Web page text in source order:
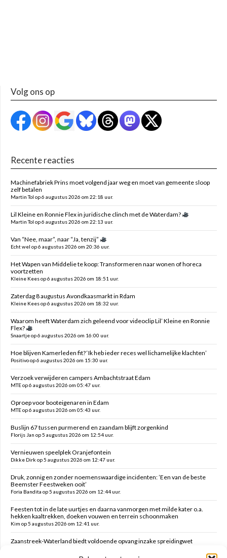
Volg ons op
Recente reacties
Machinefabriek Prins moet volgend jaar weg en moet van gemeente sloop
zelf betalen
Martin Tol op 6 augustus 2026 om 22:18 uur.
Lil Kleine en Ronnie Flex in juridische clinch met de Waterdam?
Martin Tol op 6 augustus 2026 om 22:13 uur.
Van “Nee, maar”, naar “Ja, tenzij”
Echt wel op 6 augustus 2026 om 20:36 uur.
Het Wapen van Middelie te koop: Transformeren naar wonen of horeca
voortzetten
Kleine Kees op 6 augustus 2026 om 18:51 uur.
Zaterdag 8 augustus Avondkaasmarkt in Rdam
Kleine Kees op 6 augustus 2026 om 18:32 uur.
Waarom heeft Waterdam zich geleend voor videoclip Lil’ Kleine en Ronnie
Flex?
Snaartje op 6 augustus 2026 om 16:00 uur.
Hoe blijven Kamerleden fit? ‘Ik heb ieder reces wel lichamelijke klachten’
Positivo op 6 augustus 2026 om 15:30 uur.
Verzoek verwijderen campers Ambachtstraat Edam
MTE op 6 augustus 2026 om 05:47 uur.
Oproep voor booteigenaren in Edam
MTE op 6 augustus 2026 om 05:43 uur.
Buslijn 67 tussen purmerend en zaandam blijft zorgenkind
Florijs Jan op 5 augustus 2026 om 12:54 uur.
Vernieuwen speelplek Oranjefontein
Dikke Dirk op 5 augustus 2026 om 12:47 uur.
Druk, zonnig en zonder noemenswaardige incidenten: ’Een van de beste
Beemster Feestweken ooit’
Foria Bandita op 5 augustus 2026 om 12:44 uur.
Feesten tot in de late uurtjes en daarna vanmorgen met milde kater o.a.
hekken kaaltrekken, doeken vouwen en terrein schoonmaken
Kim op 5 augustus 2026 om 12:41 uur.
Zaanstreek-Waterland biedt voldoende opvang inzake spreidingwet